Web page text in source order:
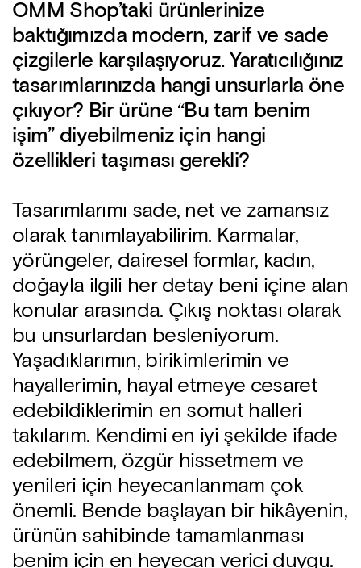
OMM Shop’taki ürünlerinize
baktığımızda modern, zarif ve sade
çizgilerle karşılaşıyoruz. Yaratıcılığınız
tasarımlarınızda hangi unsurlarla öne
çıkıyor? Bir ürüne “Bu tam benim
işim” diyebilmeniz için hangi
özellikleri taşıması gerekli?
Tasarımlarımı sade, net ve zamansız
olarak tanımlayabilirim. Karmalar,
yörüngeler, dairesel formlar, kadın,
doğayla ilgili her detay beni içine alan
konular arasında. Çıkış noktası olarak
bu unsurlardan besleniyorum.
Yaşadıklarımın, birikimlerimin ve
hayallerimin, hayal etmeye cesaret
edebildiklerimin en somut halleri
takılarım. Kendimi en iyi şekilde ifade
edebilmem, özgür hissetmem ve
yenileri için heyecanlanmam çok
önemli. Bende başlayan bir hikâyenin,
ürünün sahibinde tamamlanması
benim için en heyecan verici duygu.